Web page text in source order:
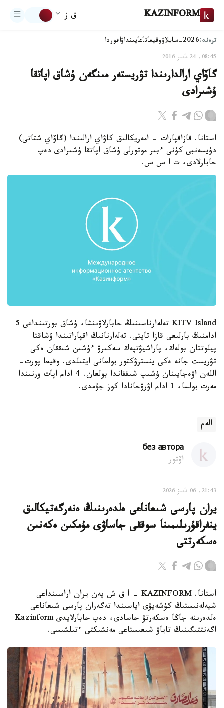
KAZINFORM ق ز
ترەند:2026-سايلاۋ وقيعاتاعايىنداۋاقوردا
08:45, 24 مامىر 2016
گاۆاي ارالدارىندا تۋريستەر مىنگەن ۇشاق اپاتقا
ۇشىرادى
استانا. قازاقپارات - امەريكالىق كاۋاي ارالىندا (گاۆاي شتاتى)
دۇيسەنبى كۇنى ءبىر موتورلى ۇشاق اپاتقا ۇشىرادى دەپ
حابارلادى، ت ا س س.
KITV Island تەلەارناسىنىڭ حابارلاۋىنشا، ۇشاق بورتىنداعى 5
ادامنىڭ بارلىعى قازا تاپتى. تەلەارنانىڭ اقپاراتىندا ۇشاقتا
پيلوتتان بولەك، پاراشيۋتپەك سەكىرۋ ءۇشىن شىققان ەكى
تۋريست جانە ەكى ينسترۋكتور بولعانى ايتىلدى. وقيعا پورت-
اللەن اۋەجايىنان ۇشىپ شىققاندا بولعان. 4 ادام اپات ورنىندا
مەرت بولسا، 1 ادام اۋرۋحانادا كوز جۇمدى.
الەم
без автора
اۆتور
21:43, 06 تامىز 2026
يران پارسى شىعاناعى ەلدەرىنىڭ ەنەرگەتيكالىق
ينفراقۇرىلىمىنا سوققى جاساۋى مۇمكىن ەكەنىن
ەسكەرتتى
استانا. KAZINFORM - ا ق ش پەن يران اراسىنداعى
شيەلەنىستىڭ كۇشەيۋى اياسىندا تەگەران پارسى شىعاناعى
ەلدەرىنە جاڭا ەسكەرتۋ جاسادى، دەپ حابارلايدى Kazinform
اگەنتتىگىنىڭ تاياۋ شىعىستاعى مەنشىكتى ءتىلشىسى.